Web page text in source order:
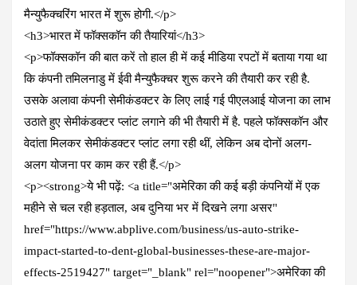
मैन्युफैक्चरिंग भारत में शुरू होगी.</p>
<h3>भारत में फॉक्सकॉन की तैयारियां</h3>
<p>फॉक्सकॉन की बात करें तो हाल ही में कई मीडिया रपटों में बताया गया था
कि कंपनी तमिलनाडु में ईवी मैन्युफैक्चर शुरू करने की तैयारी कर रही है.
उसके अलावा कंपनी सेमीकंडक्टर के लिए लाई गई पीएलआई योजना का लाभ
उठाते हुए सेमीकंडक्टर प्लांट लगाने की भी तैयारी में है. पहले फॉक्सकॉन और
वेदांता मिलकर सेमीकंडक्टर प्लांट लगा रही थीं, लेकिन अब दोनों अलग-
अलग योजना पर काम कर रही हैं.</p>
<p><strong>ये भी पढ़ें: <a title="अमेरिका की कई बड़ी कंपनियों में एक
महीने से चल रही हड़ताल, अब दुनिया भर में दिखने लगा असर"
href="https://www.abplive.com/business/us-auto-strike-
impact-started-to-dent-global-businesses-these-are-major-
effects-2519427" target="_blank" rel="noopener">अमेरिका की